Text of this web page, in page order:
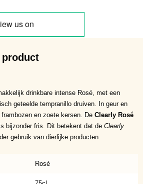
product
drinkbare intense Rosé, met een
geteelde tempranillo druiven. In geur en
en zoete kersen. De Clearly Rosé
bijzonder fris. Dit betekent dat de Clearly
gebruik van dierlijke producten.
Rosé